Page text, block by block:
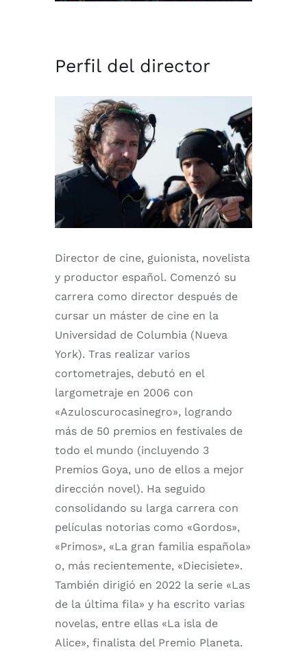
Perfil del director
Director de cine, guionista, novelista
y productor español. Comenzó su
carrera como director después de
cursar un máster de cine en la
Universidad de Columbia (Nueva
York). Tras realizar varios
cortometrajes, debutó en el
largometraje en 2006 con
«Azuloscurocasinegro», logrando
más de 50 premios en festivales de
todo el mundo (incluyendo 3
Premios Goya, uno de ellos a mejor
dirección novel). Ha seguido
consolidando su larga carrera con
películas notorias como «Gordos»,
«Primos», «La gran familia española»
o, más recientemente, «Diecisiete».
También dirigió en 2022 la serie «Las
de la última fila» y ha escrito varias
novelas, entre ellas «La isla de
Alice», finalista del Premio Planeta.